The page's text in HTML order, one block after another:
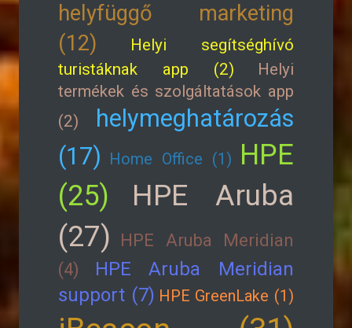
helyfüggő marketing
(12)
Helyi segítséghívó
turistáknak app (2)
Helyi
termékek és szolgáltatások app
(2)
helymeghatározás
(17) Home Office (1) HPE
(25)
HPE Aruba
(27)
HPE Aruba Meridian
(4)
HPE Aruba Meridian
support (7) HPE GreenLake (1)